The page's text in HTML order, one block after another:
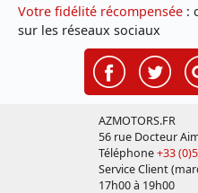
Votre fidélité récompensée :
sur les réseaux sociaux
AZMOTORS.FR
56 rue Docteur
Téléphone+33
Service Client
17h00 à 19h00